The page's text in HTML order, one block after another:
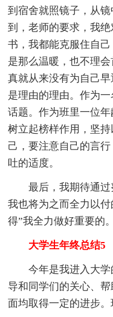
到宿舍就照镜子，从
到，老师的要求，我
书，我都能克服住自
是那么温暖，也不理
真就从来没有为自己
是理由的理由。作为
话题。作为班里一位
树立起榜样作用，坚
己，要注意自己的言
吐的适度。
最后，我期待通过
我也将为之而全力以
得”我全力做好重要的。
大学生年终总结5
今年是我进入大
导和同学们的关心、
面均取得一定的进步。